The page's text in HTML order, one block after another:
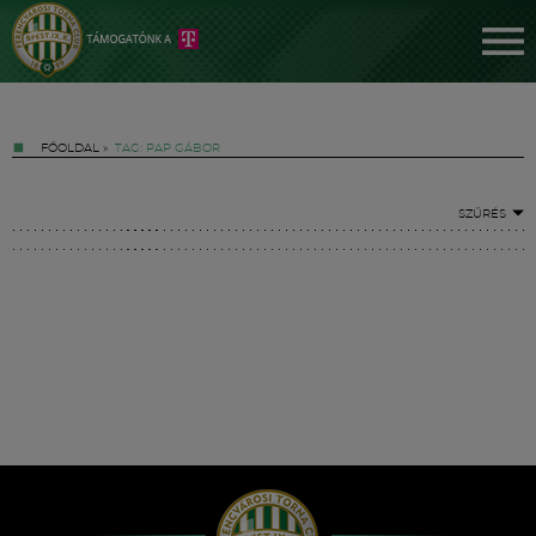
FŐOLDAL » TAG: PAP GÁBOR
SZŰRÉS
Hírek